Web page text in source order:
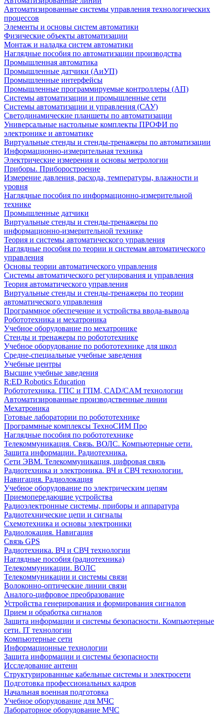
Автоматизированные системы управления технологических
процессов
Элементы и основы систем автоматики
Физические объекты автоматизации
Монтаж и наладка систем автоматики
Наглядные пособия по автоматизации производства
Промышленная автоматика
Промышленные датчики (АиУП)
Промышленные интерфейсы
Промышленные программируемые контроллеры (АП)
Системы автоматизации и промышленные сети
Системы автоматизации и управления (САУ)
Светодинамические планшеты по автоматизации
Универсальные настольные комплекты ПРОФИ по
электронике и автоматике
Виртуальные стенды и стенды-тренажеры по автоматизации
Информационно-измерительная техника
Электрические измерения и основы метрологии
Приборы. Приборостроение
Измерение давления, расхода, температуры, влажности и
уровня
Наглядные пособия по информационно-измерительной
технике
Промышленные датчики
Виртуальные стенды и стенды-тренажеры по
информационно-измерительной технике
Теория и системы автоматического управления
Наглядные пособия по теории и системам автоматического
управления
Основы теории автоматического управления
Системы автоматического регулирования и управления
Теория автоматического управления
Виртуальные стенды и стенды-тренажеры по теории
автоматического управления
Программное обеспечение и устройства ввода-вывода
Робототехника и мехатроника
Учебное оборудование по мехатронике
Стенды и тренажеры по робототехнике
Учебное оборудование по робототехнике для школ
Средне-специальные учебные заведения
Учебные центры
Высшие учебные заведения
R:ED Robotics Education
Робототехника. ГПС и ГПМ, CAD/CAM технологии
Автоматизированные производственные линии
Мехатроника
Готовые лаборатории по робототехнике
Программные комплексы ТехноСИМ Про
Наглядные пособия по робототехнике
Телекоммуникация. Связь. ВОЛС. Компьютерные сети.
Защита информации. Радиотехника.
Сети ЭВМ. Телекоммуникация, цифровая связь
Радиотехника и электроника. ВЧ и СВЧ технологии.
Навигация. Радиолокация
Учебное оборудование по электрическим цепям
Приемопередающие устройства
Радиоэлектронные системы, приборы и аппаратура
Радиотехнические цепи и сигналы
Схемотехника и основы электроники
Радиолокация. Навигация
Связь GPS
Радиотехника. ВЧ и СВЧ технологии
Наглядные пособия (радиотехника)
Телекоммуникации. ВОЛС
Телекоммуникации и системы связи
Волоконно-оптические линии связи
Аналого-цифровое преобразование
Устройства генерирования и формирования сигналов
Прием и обработка сигналов
Защита информации и системы безопасности. Компьютерные
сети. IT технологии
Компьютерные сети
Информационные технологии
Защита информации и системы безопасности
Исследование антенн
Структурированные кабельные системы и электросети
Подготовка профессиональных кадров
Начальная военная подготовка
Учебное оборудование для МЧС
Лабораторное оборудование МЧС